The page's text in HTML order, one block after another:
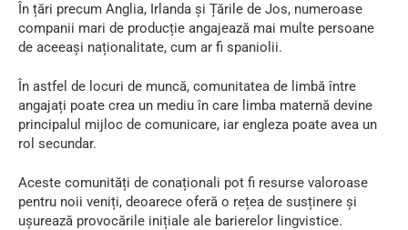
În țări precum Anglia, Irlanda și Țările de Jos, numeroase
companii mari de producție angajează mai multe persoane
de aceeași naționalitate, cum ar fi spaniolii.
În astfel de locuri de muncă, comunitatea de limbă între
angajați poate crea un mediu în care limba maternă devine
principalul mijloc de comunicare, iar engleza poate avea un
rol secundar.
Aceste comunități de conaționali pot fi resurse valoroase
pentru noii veniți, deoarece oferă o rețea de susținere și
ușurează provocările inițiale ale barierelor lingvistice.